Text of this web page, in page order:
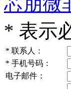
* 表示
* 联系人：
* 手机号码：
电子邮件：